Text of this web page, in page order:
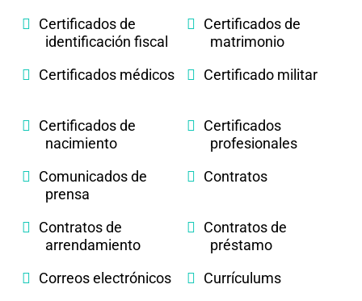
Certificados de
identificación fiscal
Certificados de
matrimonio
Certificados médicos
Certificado militar
Certificados de
nacimiento
Certificados
profesionales
Comunicados de
prensa
Contratos
Contratos de
arrendamiento
Contratos de
préstamo
Correos electrónicos
Currículums